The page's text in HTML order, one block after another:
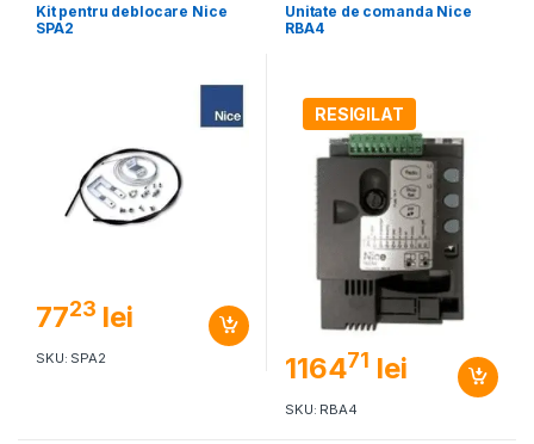
Kit pentru deblocare Nice
SPA2
7723 lei
SKU: SPA2
Unitate de comanda Nice
RBA4
RESIGILAT
116471 lei
SKU: RBA4